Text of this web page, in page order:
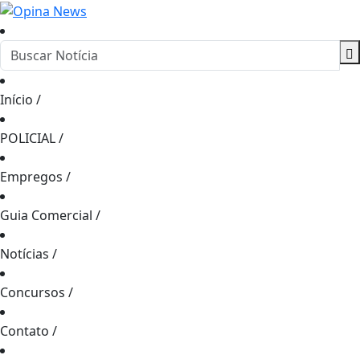
Início /
POLICIAL/
Empregos /
Guia Comercial /
Notícias /
Concursos /
Contato /